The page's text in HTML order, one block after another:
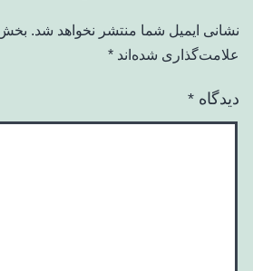
نشانی ایمیل شما منتشر نخواهد شد.
علامت‌گذاری شده‌اند *
دیدگاه *